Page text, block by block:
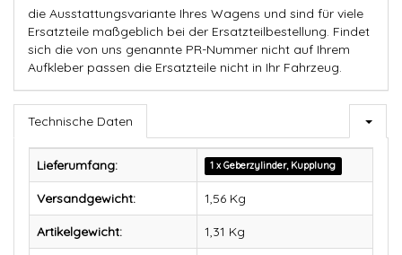
die Ausstattungsvariante Ihres Wagens und sind für viele
Ersatzteile maßgeblich bei der Ersatzteilbestellung. Findet
sich die von uns genannte PR-Nummer nicht auf Ihrem
Aufkleber passen die Ersatzteile nicht in Ihr Fahrzeug.
Technische Daten
Lieferumfang: 1 x Geberzylinder, Kupplung
Versandgewicht: 1,56 Kg
Artikelgewicht: 1,31 Kg